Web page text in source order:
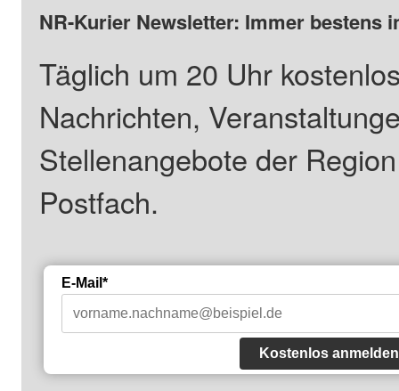
NR-Kurier Newsletter: Immer bestens
Täglich um 20 Uhr
Nachrichten,
Stellenangebote der
Postfach.
E-Mail*
Kostenlos anmelden